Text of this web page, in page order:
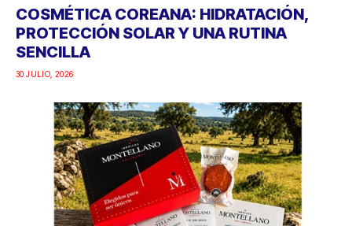
COSMÉTICA COREANA: HIDRATACIÓN,
PROTECCIÓN SOLAR Y UNA RUTINA
SENCILLA
30 JULIO, 2026